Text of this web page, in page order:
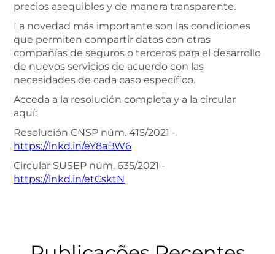
precios asequibles y de manera transparente.
La novedad más importante son las condiciones
que permiten compartir datos con otras
compañías de seguros o terceros para el desarrollo
de nuevos servicios de acuerdo con las
necesidades de cada caso específico.
Acceda a la resolución completa y a la circular
aquí:
Resolución CNSP núm. 415/2021 -
https://lnkd.in/eY8aBW6
Circular SUSEP núm. 635/2021 -
https://lnkd.in/etCsktN